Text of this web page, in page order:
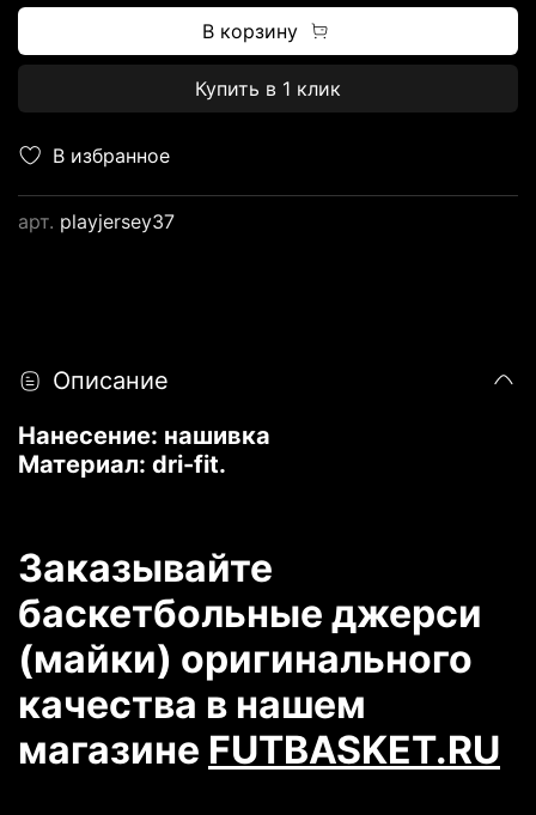
В избранное
арт. playjersey37
В корзину
Купить в 1 клик
Описание
Нанесение: нашивка
Материал: dri-fit.
Заказывайте
баскетбольные джерси
(майки) оригинального
качества в нашем
магазине FUTBASKET.RU